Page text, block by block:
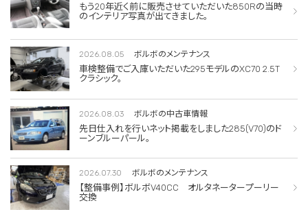
もう20年近く前に販売させていただいた850Rの当時
のインテリア写真が出てきました。
2026.08.05 ボルボのメンテナンス
車検整備でご入庫いただいた295モデルのXC70 2.5T
クラシック。
2026.08.03 ボルボの中古車情報
先日仕入れを行いネット掲載をしました285(V70)のド
ーンブルーパール。
2026.07.30 ボルボのメンテナンス
【整備事例】ボルボV40CC オルタネータープーリー
交換